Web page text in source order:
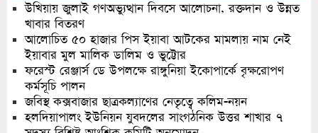
উখিয়ায় জুলাই গণঅভ্যুত্থান দিবসে আলোচনা, রক্তদান ও উন্নত
খাবার বিতরণ
আলোচিত ৫০ হাজার পিস ইয়াবা আটকের মামলায় নাম নেই
ইয়াবার মুল মালিক ডালিম ও ভুট্টোর
ফরেস্ট রেঞ্জার্স ডে উপলক্ষে রাঙ্গুনিয়া ইকোপার্কে বৃক্ষরোপণ
কর্মসূচি পালন
জবিস্থ কক্সবাজার ছাত্রকল্যাণের নেতৃত্বে কলিম-নয়ন
হলদিয়াপালং ইউনিয়ন যুবদলের সাংগঠনিক উত্তর শাখার ৭